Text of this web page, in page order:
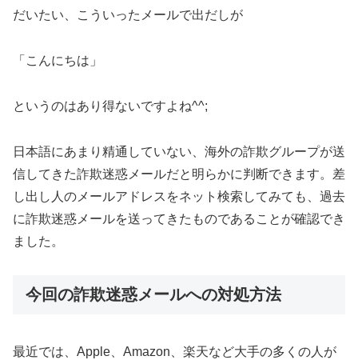
だいたい、こういったメールで出だしが
「こんにちは」
というのはあり得ないですよね^^;
日本語にあまり精通していない、海外の詐欺グループが送
信してきた詐欺迷惑メールだと明らかに判断できます。差
し出し人のメールアドレスをネット検索してみても、過去
に詐欺迷惑メールを送ってきたものであることが確認でき
ました。
今回の詐欺迷惑メールへの対処方法
最近では、Apple、Amazon、楽天など大手の多くの人が